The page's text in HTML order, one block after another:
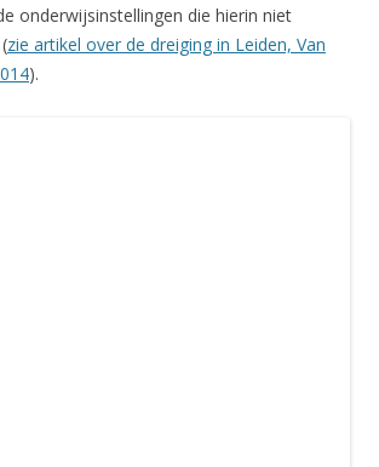
onderwijsinstellingen die hierin niet
zie artikel over de dreiging in Leiden, Van
).